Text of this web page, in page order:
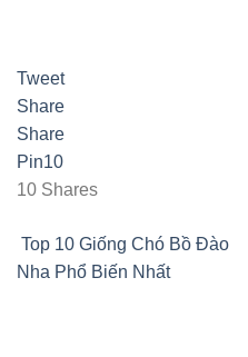
Tweet
Share
Share
Pin10
10 Shares
Top 10 Giống Chó Bồ Đào
Nha Phổ Biến Nhất